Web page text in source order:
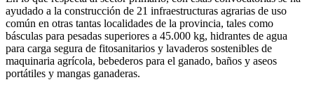
ayudado a la construcción de 21 infraestructuras agrarias de uso
común en otras tantas localidades de la provincia, tales como
básculas para pesadas superiores a 45.000 kg, hidrantes de agua
para carga segura de fitosanitarios y lavaderos sostenibles de
maquinaria agrícola, bebederos para el ganado, baños y aseos
portátiles y mangas ganaderas.